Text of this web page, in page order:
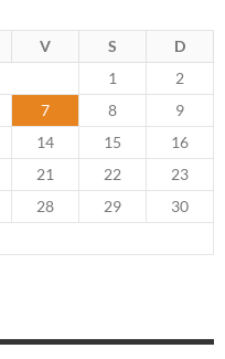
V S
D
1
2
7 8
9
14 15
16
21 22
23
28 29
30